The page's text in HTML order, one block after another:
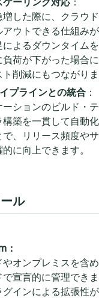
増した際に、クラウ
アウトできる仕組み
によるダウンタイム
負荷が下がった場合
削減にもつながりま
プラインとの統合 ：
ーションのビルド・
構築を一貫して自動
で、リリース頻度や
的に向上できます。
ル
：
やオンプレミスを含
で宣言的に管理でき
グインによる拡張性